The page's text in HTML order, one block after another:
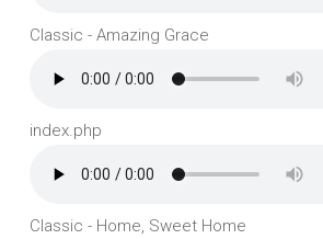
Classic - Amazing Grace
index.php
Classic - Home, Sweet Home